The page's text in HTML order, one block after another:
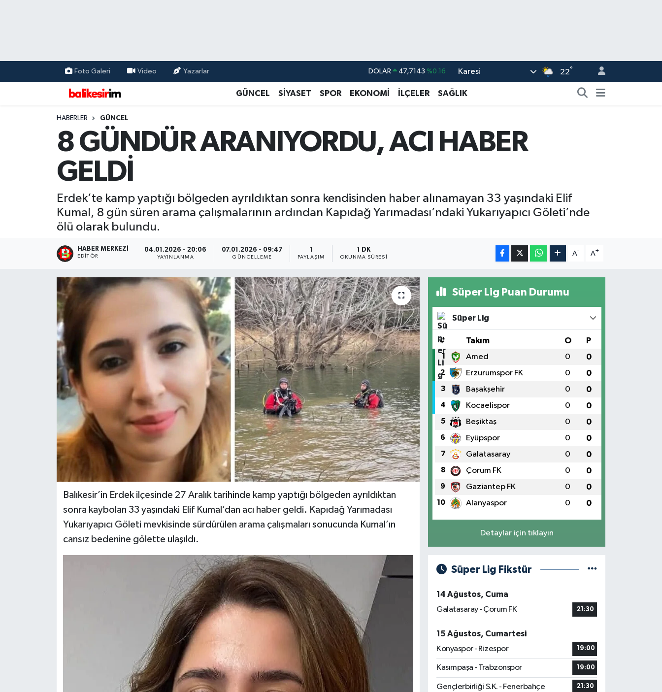
Foto Galeri Video Yazarlar DOLAR 47,7143 %0.16
EURO 55,0317 %-0.02
BİST100 13.799 %70
Karesi 22°
GÜNCEL SİYASET SPOR EKONOMİ İLÇELER SAĞLIK
HABERLER GÜNCEL
8 GÜNDÜR ARANIYORDU, ACI HABER
GELDİ
Erdek’te kamp yaptığı bölgeden ayrıldıktan sonra kendisinden haber alınamayan 33 yaşındaki Elif
Kumal, 8 gün süren arama çalışmalarının ardından Kapıdağ Yarımadası’ndaki Yukarıyapıcı Göleti’nde
ölü olarak bulundu.
HABER MERKEZI
EDITÖR
04.01.2026 - 20:06
YAYINLANMA
07.01.2026 - 09:47
GÜNCELLEME
1
PAYLAŞIM
1 DK
OKUNMA SÜRESI
A- A+
Balıkesir’in Erdek ilçesinde 27 Aralık tarihinde kamp yaptığı bölgeden ayrıldıktan
sonra kaybolan 33 yaşındaki Elif Kumal’dan acı haber geldi. Kapıdağ Yarımadası
Yukarıyapıcı Göleti mevkisinde sürdürülen arama çalışmaları sonucunda Kumal’ın
cansız bedenine gölette ulaşıldı.
Süper Lig Puan Durumu
Süper Lig
# Takım O P
1 Amed 0 0
2 Erzurumspor FK 0 0
3 Başakşehir 0 0
4 Kocaelispor 0 0
5 Beşiktaş 0 0
6 Eyüpspor 0 0
7 Galatasaray 0 0
8 Çorum FK 0 0
9 Gaziantep FK 0 0
10 Alanyaspor 0 0
Detaylar için tıklayın
Süper Lig Fikstür
14 Ağustos, Cuma
Galatasaray - Çorum FK
21:30
15 Ağustos, Cumartesi
Konyaspor - Rizespor
19:00
Kasımpaşa - Trabzonspor 19:00
Gençlerbirliği S.K. - Fenerbahçe 21:30